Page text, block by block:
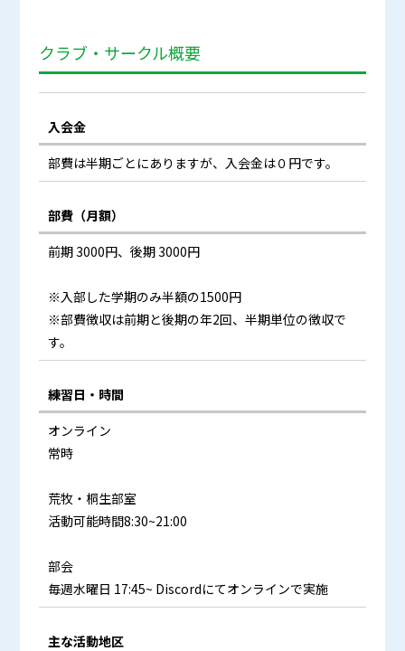
クラブ・サークル概要
入会金
部費は半期ごとにありますが、入会金は０円です。
部費（月額）
前期 3000円、後期 3000円
※入部した学期のみ半額の1500円
※部費徴収は前期と後期の年2回、半期単位の徴収で
す。
練習日・時間
オンライン
常時
荒牧・桐生部室
活動可能時間8:30~21:00
部会
毎週水曜日 17:45~ Discordにてオンラインで実施
主な活動地区